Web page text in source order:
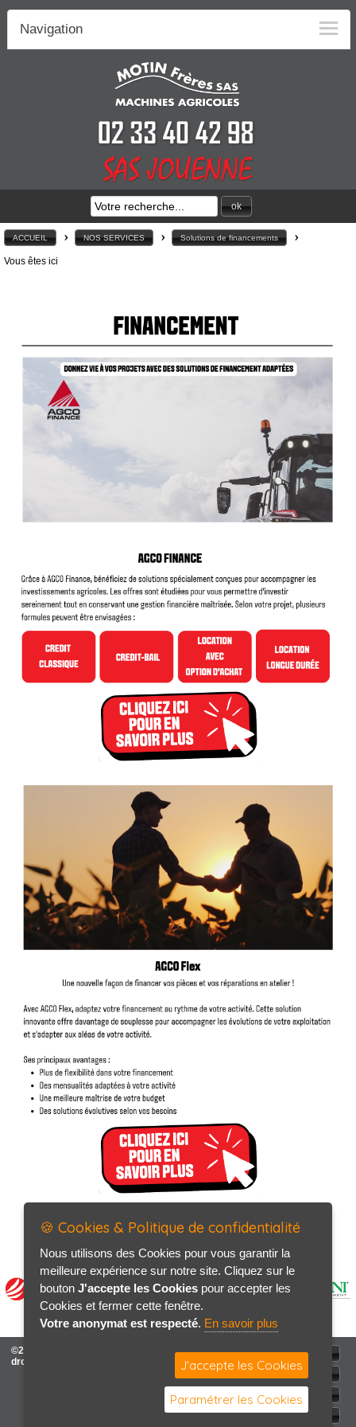
ok
Navigation
ACCUEIL > NOS SERVICES > Solutions de financements >
Vous êtes ici
©2026-2027 MOTIN Frères tous
droits réservés
ACCUEIL
Politique de confidentialité
Contact / Plan
🍪 Cookies & Politique de confidentialité
Nous utilisons des Cookies pour vous garantir la
meilleure expérience sur notre site. Cliquez sur le
bouton J'accepte les Cookies pour accepter les
Cookies et fermer cette fenêtre.
Votre anonymat est respecté. En savoir plus
J'accepte les Cookies
Paramétrer les Cookies